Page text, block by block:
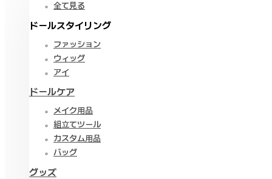
全て見る
ドールスタイリング
ファッション
ウィッグ
アイ
ドールケア
メイク用品
組立てツール
カスタム用品
バッグ
グッズ